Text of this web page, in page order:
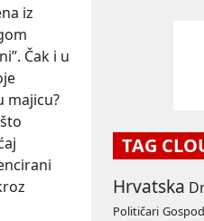
iz
Čak i u
majicu?
TAG
Hrvatska
Političari